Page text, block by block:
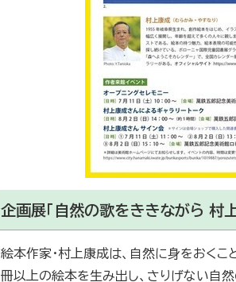
企画展「自然の歌をききながら 村
絵本作家・村上康成は、自然に身をおく
冊以上の絵本を生み出し、さりげない自